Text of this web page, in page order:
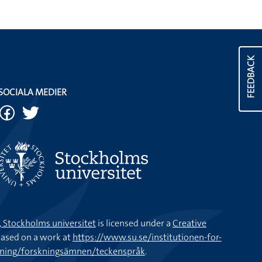
FEEDBACK
MEDIER
universitetis licensed under aCreative
on a work athttps://www.su.se/institutionen-for-
forskningsämnen/teckenspråk.